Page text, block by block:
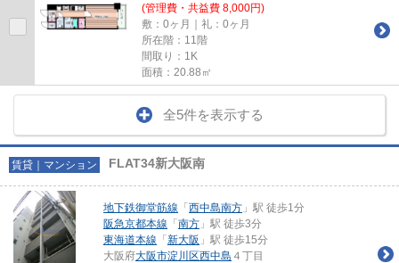
(管理費・共益費 8,000円)
敷：0ヶ月｜礼：0ヶ月
所在階：11階
間取り：1K
面積：20.88㎡
全5件を表示する
賃貸｜マンション FLAT34新大阪南
地下鉄御堂筋線 「 西中島南方 」駅 徒歩1分
阪急京都本線 「 南方 」駅 徒歩3分
東海道本線 「 新大阪 」駅 徒歩15分
大阪府大阪市淀川区西中島 ４丁目